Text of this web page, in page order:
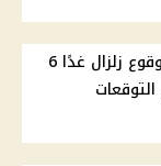
البحوث الفلكية تحسم مزاعم وقوع زلزال غدًا 6